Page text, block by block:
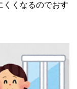
くくなるのでおす